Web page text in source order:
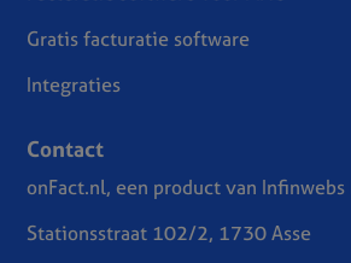
Gratis facturatie software
Integraties
Contact
onFact.nl, een product van Infinwebs
Stationsstraat 102/2, 1730 Asse